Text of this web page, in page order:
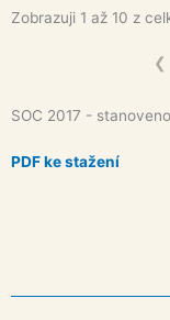
Zobrazuji 1 až 10 z
❮
SOC 2017 -
PDF ke stažení